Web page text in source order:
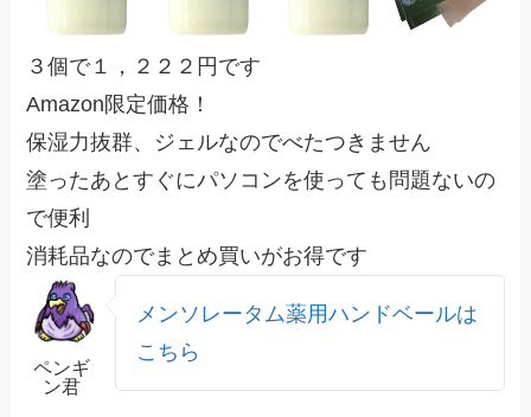
３個で１，２２２円です
Amazon限定価格！
保湿力抜群、ジェルなのでべたつきません
塗ったあとすぐにパソコンを使っても問題ないの
で便利
消耗品なのでまとめ買いがお得です
ペンギ
ン君
メンソレータム薬用ハンドベールは
こちら